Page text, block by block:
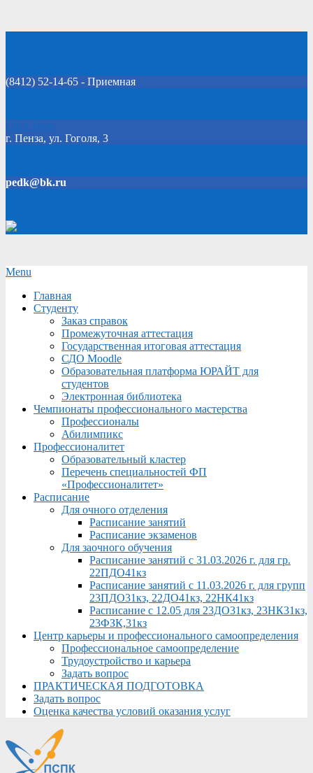
(8412) 52-14-65 - Приемная
Click Here
г. Пенза, ул. Гоголя, 3
pedk@bk.ru
Secondary
Menu
Menu
Главная
Студенту
Заказ справок
Промежуточная аттестация
Государственная итоговая аттестация
СДО Moodle
Образовательная платформа ЮРАЙТ для
студентов
Электронная библиотека
Чемпионаты профессионального мастерства
Профессионалы
Абилимпикс
Профессионалитет
Образовательный кластер
Перечень специальностей ФП
«Профессионалитет»
Расписание
Для очного отделения
Расписание занятий
Расписание экзаменов
Для заочного обучения
Расписание занятий с 31.03.2026 г. для гр.
22ПДО41кз
Расписание занятий с 11.03.2026 г. для групп
23ПДО31кз, 22ДО41кз, 22НК41кз
Расписание с 12.05 для 23ДО31кз, 23НК31кз,
23ФЗК,31кз
Центр карьеры и профессионального самоопределения
Профессиональное самоопределение
Трудоустройство и карьера
Задать вопрос
ПРАКТИЧЕСКАЯ ПОДГОТОВКА
Задать вопрос
Оценка качества условий оказания услуг